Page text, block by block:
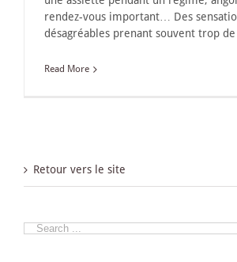
rendez-vous important… Des
désagréables prenant souvent trop de
Read More
Retour vers le site